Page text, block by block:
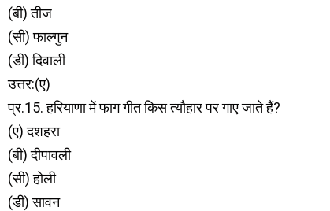
(बी) तीज
(सी) फाल्गुन
(डी) दिवाली
उत्तर:(ए)
प्र.15. हरियाणा में फाग गीत किस त्यौहार पर गाए जाते हैं?
(ए) दशहरा
(बी) दीपावली
(सी) होली
(डी) सावन